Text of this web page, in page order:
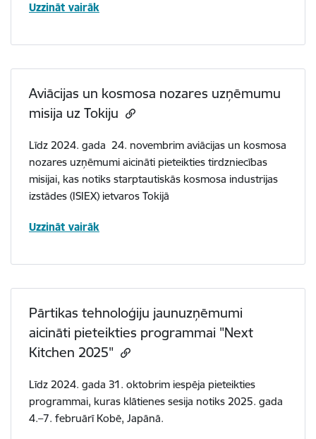
Uzzināt vairāk
Aviācijas un kosmosa nozares uzņēmumu
misija uz Tokiju
Līdz 2024. gada 24. novembrim aviācijas un kosmosa
nozares uzņēmumi aicināti pieteikties tirdzniecības
misijai, kas notiks starptautiskās kosmosa industrijas
izstādes (ISIEX) ietvaros Tokijā
Uzzināt vairāk
Pārtikas tehnoloģiju jaunuzņēmumi
aicināti pieteikties programmai "Next
Kitchen 2025"
Līdz 2024. gada 31. oktobrim iespēja pieteikties
programmai, kuras klātienes sesija notiks 2025. gada
4.–7. februārī Kobē, Japānā.